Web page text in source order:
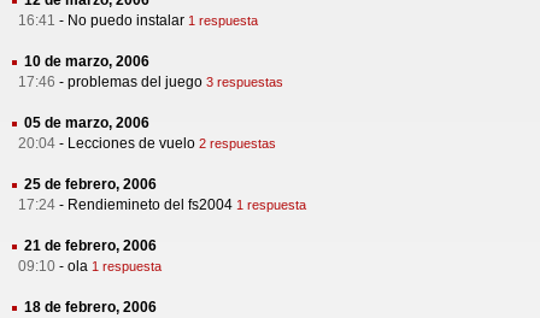
16:41 - No puedo instalar 1 respuesta
10 de marzo, 2006
17:46 - problemas del juego 3 respuestas
05 de marzo, 2006
20:04 - Lecciones de vuelo 2 respuestas
25 de febrero, 2006
17:24 - Rendiemineto del fs2004 1 respuesta
21 de febrero, 2006
09:10 - ola 1 respuesta
18 de febrero, 2006